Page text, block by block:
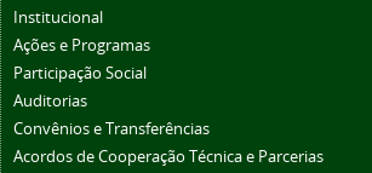
Institucional
Ações e Programas
Participação Social
Auditorias
Convênios e Transferências
Acordos de Cooperação Técnica e Parcerias